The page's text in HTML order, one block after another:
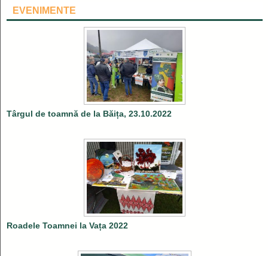
EVENIMENTE
Târgul de toamnă de la Băița, 23.10.2022
Roadele Toamnei la Vața 2022